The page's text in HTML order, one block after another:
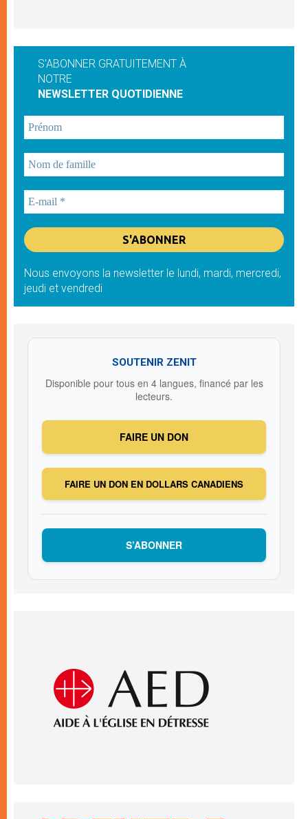
S'ABONNER GRATUITEMENT À
NOTRE
NEWSLETTER QUOTIDIENNE
Nous envoyons la newsletter le lundi, mardi, mercredi,
jeudi et vendredi
SOUTENIR ZENIT
Disponible pour tous en 4 langues, financé par les
lecteurs.
FAIRE UN DON
FAIRE UN DON EN DOLLARS CANADIENS
S’ABONNER